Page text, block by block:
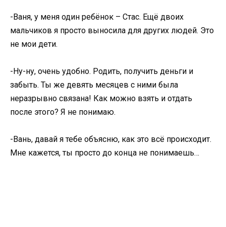
-Ваня, у меня один ребёнок – Стас. Ещё двоих
мальчиков я просто выносила для других людей. Это
не мои дети.
-Ну-ну, очень удобно. Родить, получить деньги и
забыть. Ты же девять месяцев с ними была
неразрывно связана! Как можно взять и отдать
после этого? Я не понимаю.
-Вань, давай я тебе объясню, как это всё происходит.
Мне кажется, ты просто до конца не понимаешь…